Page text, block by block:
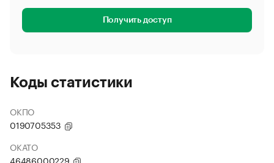
Получить доступ
Коды статистики
ОКПО
0190705353
ОКАТО
46486000229